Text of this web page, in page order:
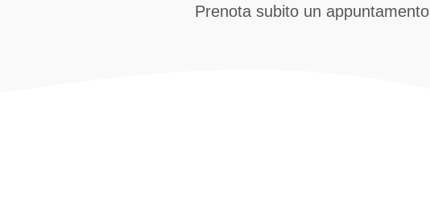
Prenota subito un appuntamento